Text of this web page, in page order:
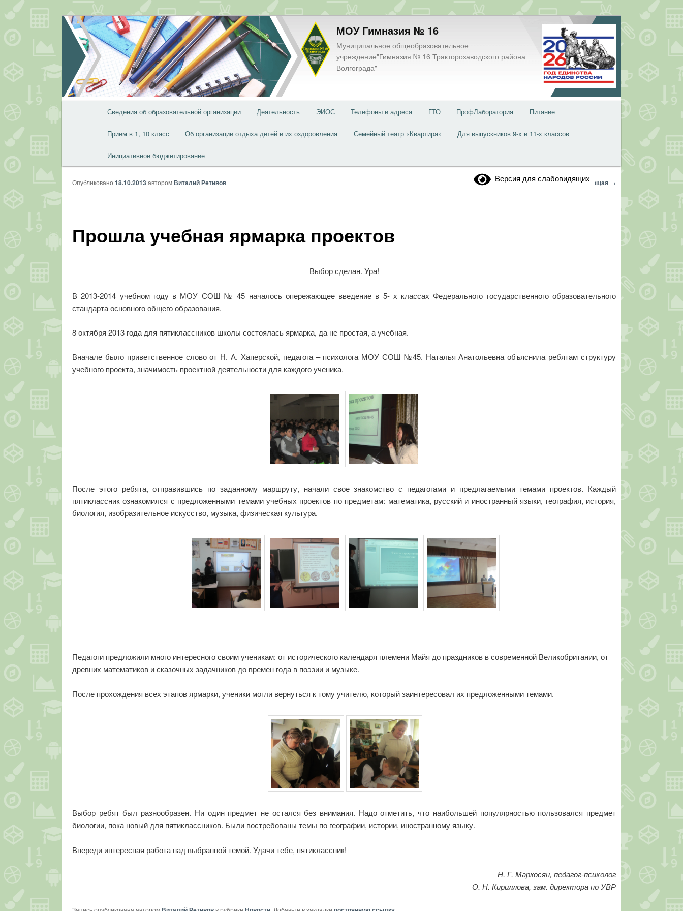
Перейти
к
основному
содержимому
МОУ Гимназия № 16
Муниципальное общеобразовательное
учреждение"Гимназия № 16 Тракторозаводского района
Волгограда"
Сведения об образовательной организации Деятельность ЭИОС Телефоны и адреса ГТО ПрофЛаборатория Питание
Прием в 1, 10 класс Об организации отдыха детей и их оздоровления Семейный театр «Квартира» Для выпускников 9-х и 11-х классов
Инициативное бюджетирование
Версия для слабовидящих
Навигация
← Предыдущая Следующая →
Прошла учебная ярмарка проектов
Опубликовано 18.10.2013 авторомВиталий Ретивов
Выбор сделан. Ура!
В 2013-2014 учебном году в МОУ СОШ № 45 началось опережающее введение в 5- х классах Федерального государственного образовательного
стандарта основного общего образования.
8 октября 2013 года для пятиклассников школы состоялась ярмарка, да не простая, а учебная.
Вначале было приветственное слово от Н. А. Хаперской, педагога – психолога МОУ СОШ №45. Наталья Анатольевна объяснила ребятам структуру
учебного проекта, значимость проектной деятельности для каждого ученика.
После этого ребята, отправившись по заданному маршруту, начали свое знакомство с педагогами и предлагаемыми темами проектов. Каждый
пятиклассник ознакомился с предложенными темами учебных проектов по предметам: математика, русский и иностранный языки, география, история,
биология, изобразительное искусство, музыка, физическая культура.
Педагоги предложили много интересного своим ученикам: от исторического календаря племени Майя до праздников в современной Великобритании, от
древних математиков и сказочных задачников до времен года в поэзии и музыке.
После прохождения всех этапов ярмарки, ученики могли вернуться к тому учителю, который заинтересовал их предложенными темами.
Выбор ребят был разнообразен. Ни один предмет не остался без внимания. Надо отметить, что наибольшей популярностью пользовался предмет
биологии, пока новый для пятиклассников. Были востребованы темы по географии, истории, иностранному языку.
Впереди интересная работа над выбранной темой. Удачи тебе, пятиклассник!
Н. Г. Маркосян, педагог-психолог
О. Н. Кириллова, зам. директора по УВР